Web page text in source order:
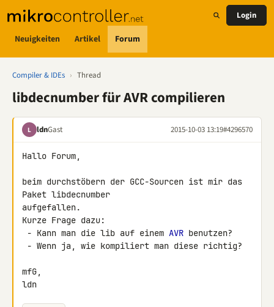
Neuigkeiten Artikel Forum
Login
Compiler & IDEs › Thread
libdecnumber für AVR compilieren
L ldnGast 2015-10-03 13:19#4296570
Hallo Forum,
beim durchstöbern der GCC-Sourcen ist mir das
Paket libdecnumber
aufgefallen.
Kurze Frage dazu:
- Kann man die lib auf einem AVR benutzen?
mfG,
ldn